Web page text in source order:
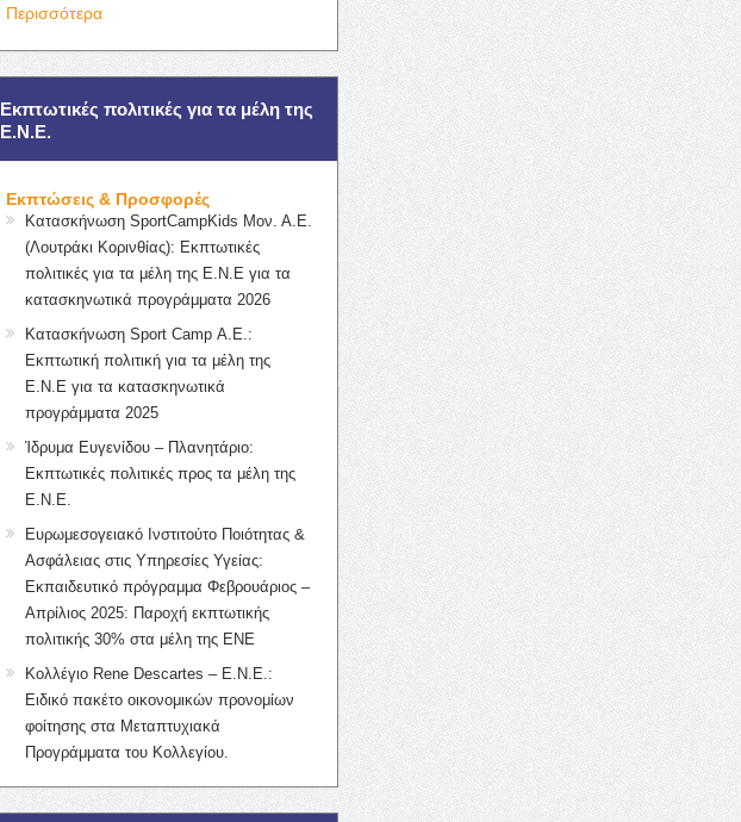
Περισσότερα
Εκπτωτικές πολιτικές για τα μέλη της
Ε.Ν.Ε.
Εκπτώσεις & Προσφορές
Κατασκήνωση SportCampKids Μον. Α.Ε.
(Λουτράκι Κορινθίας): Εκπτωτικές
πολιτικές για τα μέλη της Ε.Ν.Ε για τα
κατασκηνωτικά προγράμματα 2026
Κατασκήνωση Sport Camp Α.Ε.:
Εκπτωτική πολιτική για τα μέλη της
Ε.Ν.Ε για τα κατασκηνωτικά
προγράμματα 2025
Ίδρυμα Ευγενίδου – Πλανητάριο:
Εκπτωτικές πολιτικές προς τα μέλη της
Ε.Ν.Ε.
Ευρωμεσογειακό Ινστιτούτο Ποιότητας &
Ασφάλειας στις Υπηρεσίες Υγείας:
Εκπαιδευτικό πρόγραμμα Φεβρουάριος –
Απρίλιος 2025: Παροχή εκπτωτικής
πολιτικής 30% στα μέλη της ΕΝΕ
Κολλέγιο Rene Descartes – Ε.Ν.Ε.:
Ειδικό πακέτο οικονομικών προνομίων
φοίτησης στα Μεταπτυχιακά
Προγράμματα του Κολλεγίου.